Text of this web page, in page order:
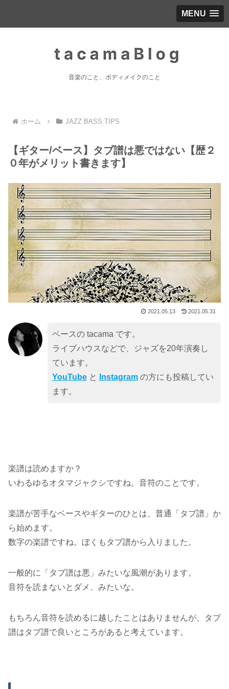
MENU
音楽のこと、ボディメイクのこと
ホーム JAZZ BASS TIPS
【ギター/ベース】タブ譜は悪ではない【歴２
０年がメリット書きます】
2021.05.13 2021.05.31
ベースの tacama です。
ライブハウスなどで、ジャズを20年演奏し
ています。
YouTubeと Instagramの方にも投稿してい
ます。
楽譜は読めますか？
いわるゆるオタマジャクシですね。音符のことです。
楽譜が苦手なベースやギターのひとは、普通「タブ譜」か
ら始めます。
数字の楽譜ですね。ぼくもタブ譜から入りました。
一般的に「タブ譜は悪」みたいな風潮があります。
音符を読まないとダメ、みたいな。
もちろん音符を読めるに越したことはありませんが、タブ
譜はタブ譜で良いところがあると考えています。